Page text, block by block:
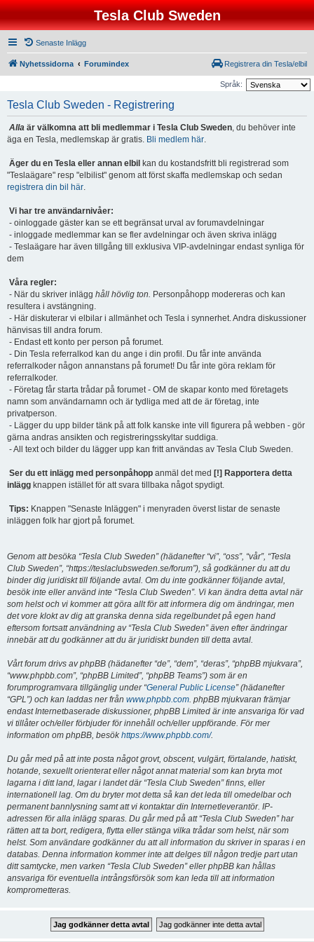
Tesla Club Sweden
Senaste Inlägg
Nyhetssidorna Forumindex Registrera din Tesla/elbil
Språk:
Tesla Club Sweden - Registrering
Alla är välkomna att bli medlemmar i Tesla Club Sweden, du behöver inte
äga en Tesla, medlemskap är gratis. Bli medlem här.
Äger du en Tesla eller annan elbil kan du kostandsfritt bli registrerad som
"Teslaägare" resp "elbilist" genom att först skaffa medlemskap och sedan
registrera din bil här.
Vi har tre användarnivåer:
- oinloggade gäster kan se ett begränsat urval av forumavdelningar
- inloggade medlemmar kan se fler avdelningar och även skriva inlägg
- Teslaägare har även tillgång till exklusiva VIP-avdelningar endast synliga för
dem
Våra regler:
- När du skriver inlägg håll hövlig ton. Personpåhopp modereras och kan
resultera i avstängning.
- Här diskuterar vi elbilar i allmänhet och Tesla i synnerhet. Andra diskussioner
hänvisas till andra forum.
- Endast ett konto per person på forumet.
- Din Tesla referralkod kan du ange i din profil. Du får inte använda
referralkoder någon annanstans på forumet! Du får inte göra reklam för
referralkoder.
- Företag får starta trådar på forumet - OM de skapar konto med företagets
namn som användarnamn och är tydliga med att de är företag, inte
privatperson.
- Lägger du upp bilder tänk på att folk kanske inte vill figurera på webben - gör
gärna andras ansikten och registreringsskyltar suddiga.
- All text och bilder du lägger upp kan fritt användas av Tesla Club Sweden.
Ser du ett inlägg med personpåhopp anmäl det med [!] Rapportera detta
inlägg knappen istället för att svara tillbaka något spydigt.
Tips: Knappen "Senaste Inläggen" i menyraden överst listar de senaste
inläggen folk har gjort på forumet.
Genom att besöka “Tesla Club Sweden” (hädanefter “vi”, “oss”, “vår”, “Tesla
Club Sweden”, “https://teslaclubsweden.se/forum”), så godkänner du att du
binder dig juridiskt till följande avtal. Om du inte godkänner följande avtal,
besök inte eller använd inte “Tesla Club Sweden”. Vi kan ändra detta avtal när
som helst och vi kommer att göra allt för att informera dig om ändringar, men
det vore klokt av dig att granska denna sida regelbundet på egen hand
eftersom fortsatt användning av “Tesla Club Sweden” även efter ändringar
innebär att du godkänner att du är juridiskt bunden till detta avtal.
Vårt forum drivs av phpBB (hädanefter “de”, “dem”, “deras”, “phpBB mjukvara”,
“www.phpbb.com”, “phpBB Limited”, “phpBB Teams”) som är en
forumprogramvara tillgänglig under “General Public License” (hädanefter
“GPL”) och kan laddas ner från www.phpbb.com. phpBB mjukvaran främjar
endast Internetbaserade diskussioner, phpBB Limited är inte ansvariga för vad
vi tillåter och/eller förbjuder för innehåll och/eller uppförande. För mer
information om phpBB, besökhttps://www.phpbb.com/.
Du går med på att inte posta något grovt, obscent, vulgärt, förtalande, hatiskt,
hotande, sexuellt orienterat eller något annat material som kan bryta mot
lagarna i ditt land, lagar i landet där “Tesla Club Sweden” finns, eller
internationell lag. Om du bryter mot detta så kan det leda till omedelbar och
permanent bannlysning samt att vi kontaktar din Internetleverantör. IP-
adressen för alla inlägg sparas. Du går med på att “Tesla Club Sweden” har
rätten att ta bort, redigera, flytta eller stänga vilka trådar som helst, när som
helst. Som användare godkänner du att all information du skriver in sparas i en
databas. Denna information kommer inte att delges till någon tredje part utan
ditt samtycke, men varken “Tesla Club Sweden” eller phpBB kan hållas
ansvariga för eventuella intrångsförsök som kan leda till att information
komprometteras.